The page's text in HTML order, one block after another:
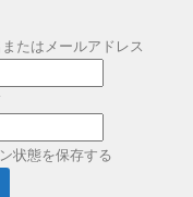
たはメールアドレス
状態を保存する